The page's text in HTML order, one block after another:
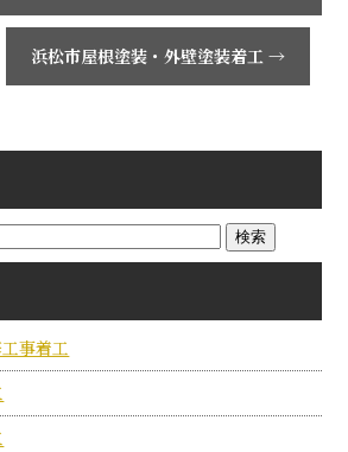
浜松市屋根塗装・外壁塗装着工 →
事着工